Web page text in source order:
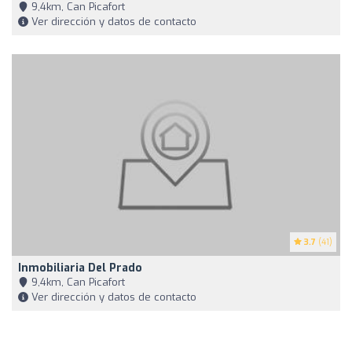
9,4km, Can Picafort
Ver dirección y datos de contacto
3.7 (41)
Inmobiliaria Del Prado
9,4km, Can Picafort
Ver dirección y datos de contacto